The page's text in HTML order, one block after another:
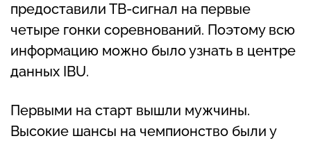
предоставили ТВ-сигнал на первые
четыре гонки соревнований. Поэтому всю
информацию можно было узнать в центре
данных IBU.
Первыми на старт вышли мужчины.
Высокие шансы на чемпионство были у